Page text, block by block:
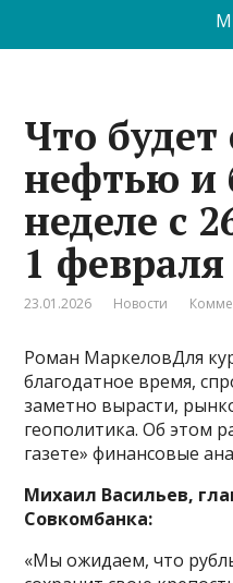
Что будет
нефтью и
неделе с
1 февраля
23.01.2026 Новости
Роман МаркеловДля
благодатное время,
заметно вырасти,
геополитика. Об этом
газете» финансовые
Михаил Васильев,
Совкомбанка:
«Мы ожидаем, что